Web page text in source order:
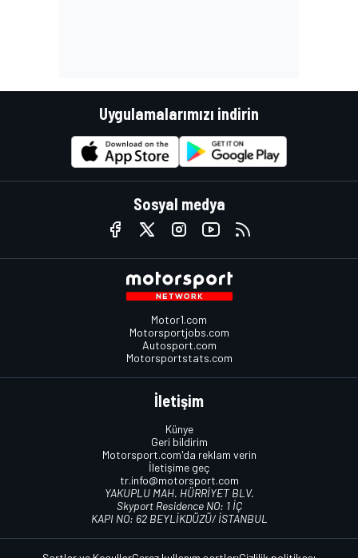
Uygulamalarımızı indirin
Sosyal medya
Motor1.com
Motorsportjobs.com
Autosport.com
Motorsportstats.com
İletişim
Künye
Geri bildirim
Motorsport.com'da reklam verin
İletişime geç
tr.info@motorsport.com
YAKUPLU MAH. HÜRRİYET BLV.
Skyport Residence NO: 1 İÇ
KAPI NO: 62 BEYLİKDÜZÜ/ İSTANBUL